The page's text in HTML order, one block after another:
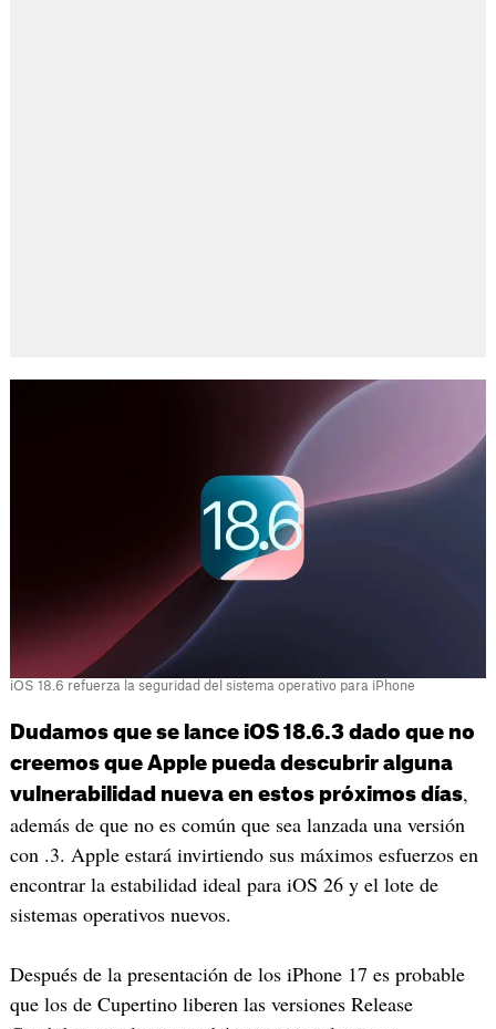
iOS 18.6 refuerza la seguridad del sistema operativo para iPhone
Dudamos que se lance iOS 18.6.3 dado que no
creemos que Apple pueda descubrir alguna
vulnerabilidad nueva en estos próximos días,
además de que no es común que sea lanzada una versión
con .3. Apple estará invirtiendo sus máximos esfuerzos en
encontrar la estabilidad ideal para iOS 26 y el lote de
sistemas operativos nuevos.
Después de la presentación de los iPhone 17 es probable
que los de Cupertino liberen las versiones Release